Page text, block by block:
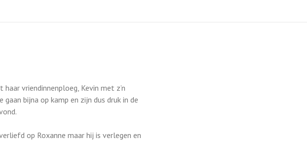
vriendinnenploeg, Kevin met z’n
gaan bijna op kamp en zijn dus druk in de
op Roxanne maar hij is verlegen en